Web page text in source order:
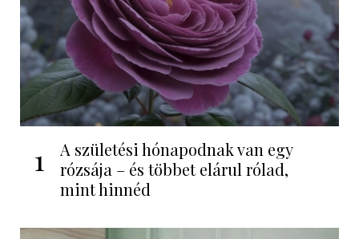
1
A születési hónapodnak van egy
rózsája – és többet elárul rólad,
mint hinnéd